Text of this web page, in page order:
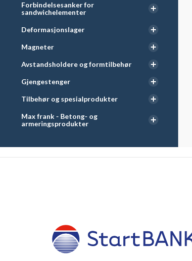
Forbindelsesanker for
sandwichelementer
Deformasjonslager
Magneter
Avstandsholdere og formtilbehør
Gjengestenger
Tilbehør og spesialprodukter
Max frank - Betong- og
armeringsprodukter